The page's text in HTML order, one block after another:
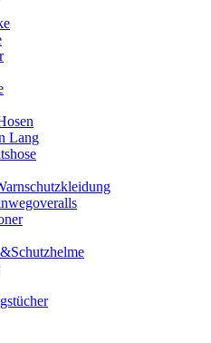
Lang